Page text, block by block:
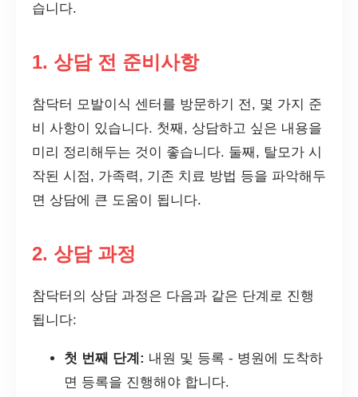
습니다.
1. 상담 전 준비사항
참닥터 모발이식 센터를 방문하기 전, 몇 가지 준
비 사항이 있습니다. 첫째, 상담하고 싶은 내용을
미리 정리해두는 것이 좋습니다. 둘째, 탈모가 시
작된 시점, 가족력, 기존 치료 방법 등을 파악해두
면 상담에 큰 도움이 됩니다.
2. 상담 과정
참닥터의 상담 과정은 다음과 같은 단계로 진행
됩니다:
첫 번째 단계: 내원 및 등록 - 병원에 도착하
면 등록을 진행해야 합니다.